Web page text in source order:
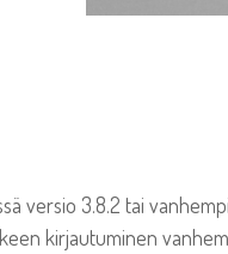
versio 3.8.2 tai
kirjautuminen